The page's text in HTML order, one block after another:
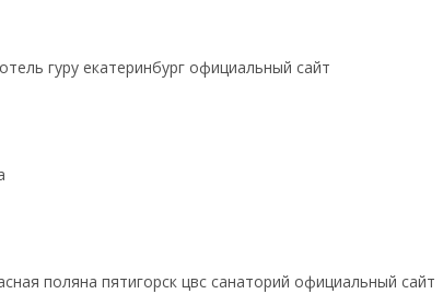
гуру екатеринбург официальный сайт
поляна пятигорск цвс санаторий официальный сайт